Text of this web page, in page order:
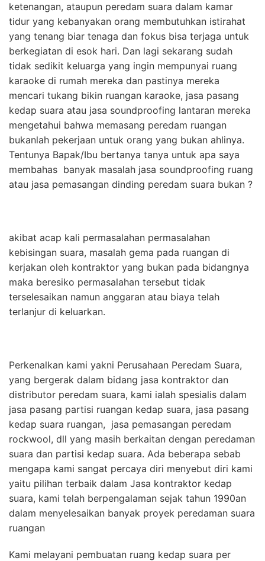
ketenangan, ataupun peredam suara dalam kamar
tidur yang kebanyakan orang membutuhkan istirahat
yang tenang biar tenaga dan fokus bisa terjaga untuk
berkegiatan di esok hari. Dan lagi sekarang sudah
tidak sedikit keluarga yang ingin mempunyai ruang
karaoke di rumah mereka dan pastinya mereka
mencari tukang bikin ruangan karaoke, jasa pasang
kedap suara atau jasa soundproofing lantaran mereka
mengetahui bahwa memasang peredam ruangan
bukanlah pekerjaan untuk orang yang bukan ahlinya.
Tentunya Bapak/Ibu bertanya tanya untuk apa saya
membahas banyak masalah jasa soundproofing ruang
atau jasa pemasangan dinding peredam suara bukan ?
akibat acap kali permasalahan permasalahan
kebisingan suara, masalah gema pada ruangan di
kerjakan oleh kontraktor yang bukan pada bidangnya
maka beresiko permasalahan tersebut tidak
terselesaikan namun anggaran atau biaya telah
terlanjur di keluarkan.
Perkenalkan kami yakni Perusahaan Peredam Suara,
yang bergerak dalam bidang jasa kontraktor dan
distributor peredam suara, kami ialah spesialis dalam
jasa pasang partisi ruangan kedap suara, jasa pasang
kedap suara ruangan, jasa pemasangan peredam
rockwool, dll yang masih berkaitan dengan peredaman
suara dan partisi kedap suara. Ada beberapa sebab
mengapa kami sangat percaya diri menyebut diri kami
yaitu pilihan terbaik dalam Jasa kontraktor kedap
suara, kami telah berpengalaman sejak tahun 1990an
dalam menyelesaikan banyak proyek peredaman suara
ruangan
Kami melayani pembuatan ruang kedap suara per